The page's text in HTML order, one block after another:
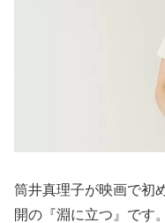
筒井真理子が映画で初
開の『淵に立つ』です